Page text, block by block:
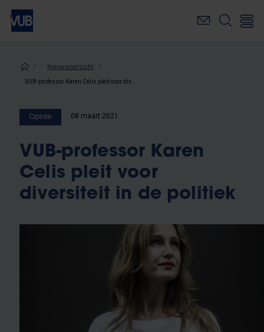
Overslaan
naar
inhoudKruimelpad
Nieuwsoverzicht
Opinie 08 maart 2021
VUB-professor Karen
Celis pleit voor
diversiteit in de politiek